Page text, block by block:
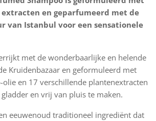
en geparfumeerd met de
van Istanbul voor een sensationele
met de wonderbaarlijke en helende
Kruidenbazaar en geformuleerd met
olie en 17 verschillende plantenextracten
en vrij van pluis te maken.
eeuwenoud traditioneel ingrediënt dat